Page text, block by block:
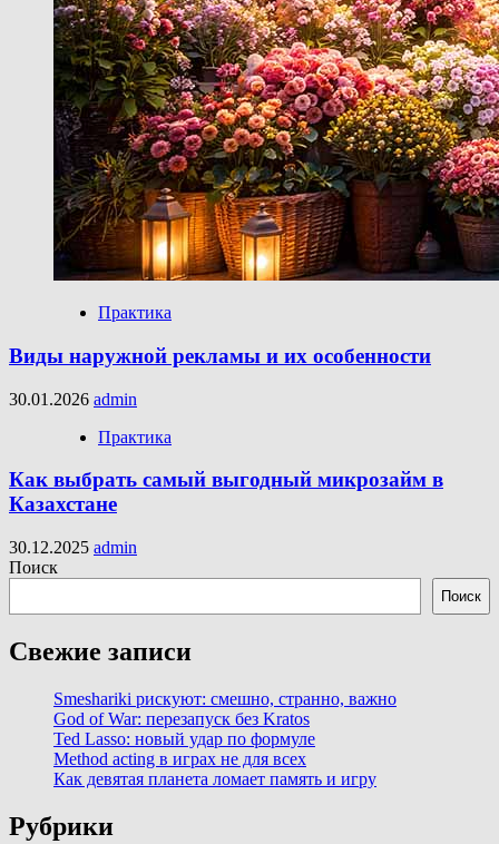
Практика
Виды наружной рекламы и их особенности
30.01.2026 admin
Практика
Как выбрать самый выгодный микрозайм в
Казахстане
30.12.2025 admin
Поиск
Поиск
Свежие записи
Smeshariki рискуют: смешно, странно, важно
God of War: перезапуск без Kratos
Ted Lasso: новый удар по формуле
Method acting в играх не для всех
Как девятая планета ломает память и игру
Рубрики